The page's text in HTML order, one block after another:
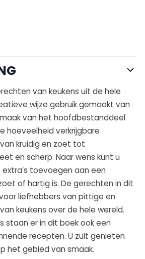
van keukens uit de hele
wijze gebruik gemaakt van
van het hoofdbestanddeel
hoeveelheid verkrijgbare
kruidig en zoet tot
en scherp. Naar wens kunt u
toevoegen aan een
of hartig is. De gerechten in dit
liefhebbers van pittige en
keukens over de hele wereld.
staan er in dit boek ook een
recepten. U zult genieten
het gebied van smaak.